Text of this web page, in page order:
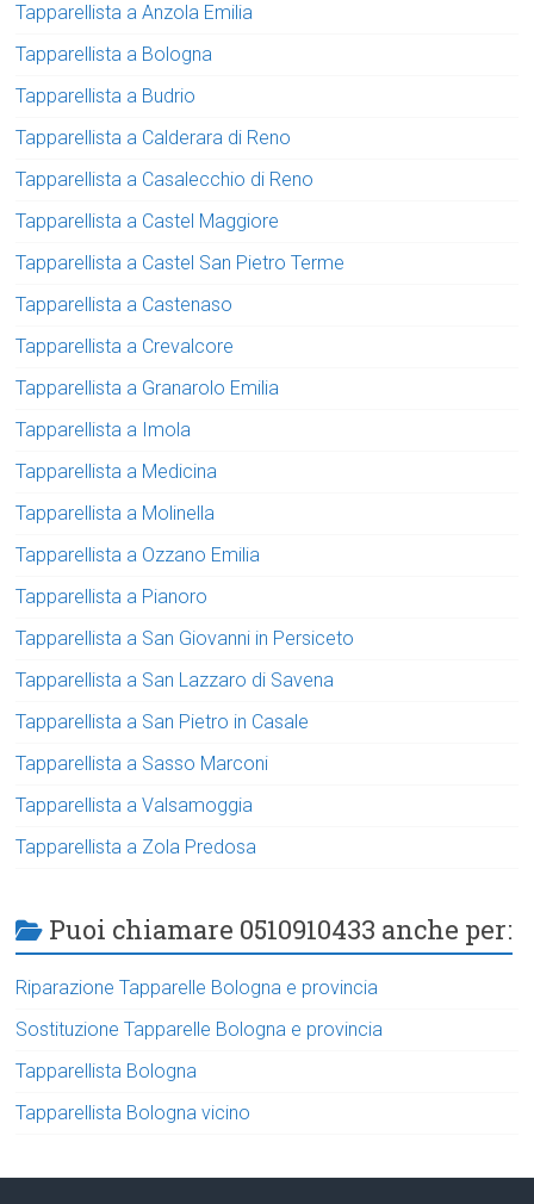
Tapparellista a Anzola Emilia
Tapparellista a Bologna
Tapparellista a Budrio
Tapparellista a Calderara di Reno
Tapparellista a Casalecchio di Reno
Tapparellista a Castel Maggiore
Tapparellista a Castel San Pietro Terme
Tapparellista a Castenaso
Tapparellista a Crevalcore
Tapparellista a Granarolo Emilia
Tapparellista a Imola
Tapparellista a Medicina
Tapparellista a Molinella
Tapparellista a Ozzano Emilia
Tapparellista a Pianoro
Tapparellista a San Giovanni in Persiceto
Tapparellista a San Lazzaro di Savena
Tapparellista a San Pietro in Casale
Tapparellista a Sasso Marconi
Tapparellista a Valsamoggia
Tapparellista a Zola Predosa
Puoi chiamare 0510910433 anche per:
Riparazione Tapparelle Bologna e provincia
Sostituzione Tapparelle Bologna e provincia
Tapparellista Bologna
Tapparellista Bologna vicino